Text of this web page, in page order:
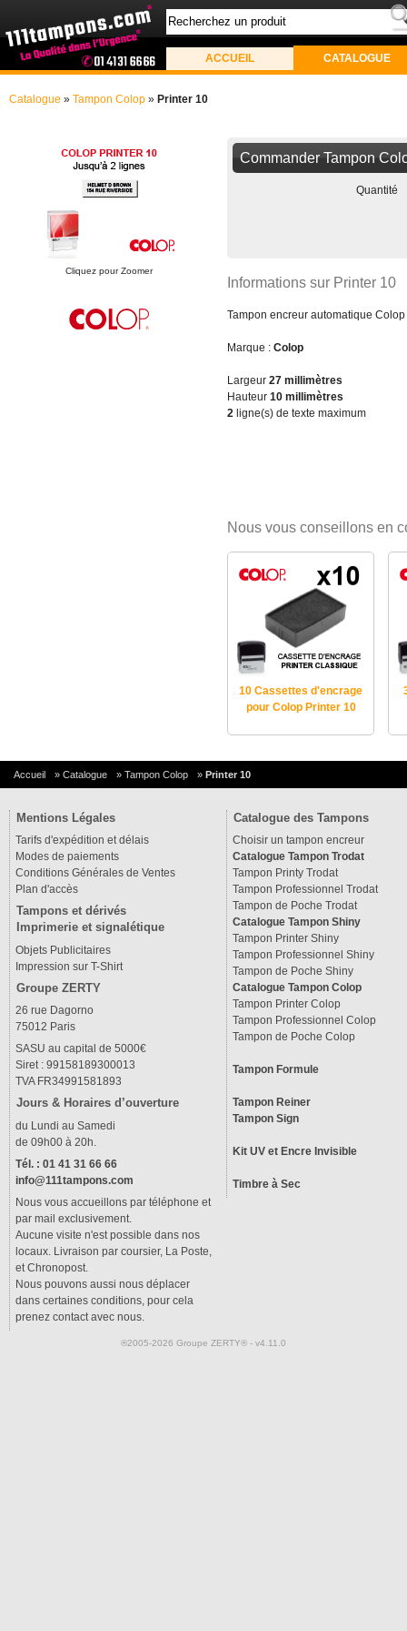
ACCUEIL CATALOGUE
Catalogue » Tampon Colop » Printer 10
Cliquez pour Zoomer
Commander Tampon
Quantité
Informations sur Printer 10
Tampon encreur automatique
Marque : Colop
Largeur 27 millimètres
Hauteur 10 millimètres
2 ligne(s) de texte maximum
Nous vous conseillons en
10 Cassettes d'encrage
pour Colop Printer 10
Accueil » Catalogue » Tampon Colop » Printer 10
Mentions Légales
Tarifs d'expédition et délais
Modes de paiements
Conditions Générales de Ventes
Plan d'accès
Tampons et dérivés
Imprimerie et signalétique
Objets Publicitaires
Impression sur T-Shirt
Groupe ZERTY
26 rue Dagorno
75012 Paris
SASU au capital de 5000€
Siret : 99158189300013
TVA FR34991581893
Jours & Horaires d’ouverture
du Lundi au Samedi
de 09h00 à 20h.
Tél. : 01 41 31 66 66
info@111tampons.com
Nous vous accueillons par téléphone et
par mail exclusivement.
Aucune visite n'est possible dans nos
locaux. Livraison par coursier, La Poste,
et Chronopost.
Nous pouvons aussi nous déplacer
dans certaines conditions, pour cela
prenez contact avec nous.
Catalogue des Tampons
Choisir un tampon encreur
Catalogue Tampon Trodat
Tampon Printy Trodat
Tampon Professionnel Trodat
Tampon de Poche Trodat
Catalogue Tampon Shiny
Tampon Printer Shiny
Tampon Professionnel Shiny
Tampon de Poche Shiny
Catalogue Tampon Colop
Tampon Printer Colop
Tampon Professionnel Colop
Tampon de Poche Colop
Tampon Formule
Tampon Reiner
Tampon Sign
Kit UV et Encre Invisible
Timbre à Sec
®2005-2026 Groupe ZERTY® - v4.11.0